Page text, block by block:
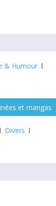
& Humour l
et mangas
l Divers l